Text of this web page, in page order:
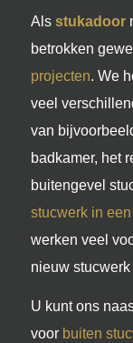
Als stukadoor
betrokken
projecten. We
veel
van
badkamer, het
buitengevel
stucwerk in
werken veel
nieuw
U kunt ons
voor buiten